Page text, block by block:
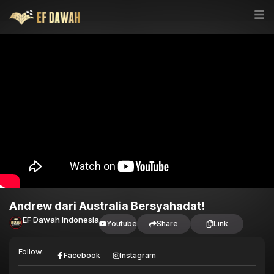
Andrew dari Australia Bersyahadat!
EF Dawah Indonesia Youtube Share Link
Follow: Facebook Instagram